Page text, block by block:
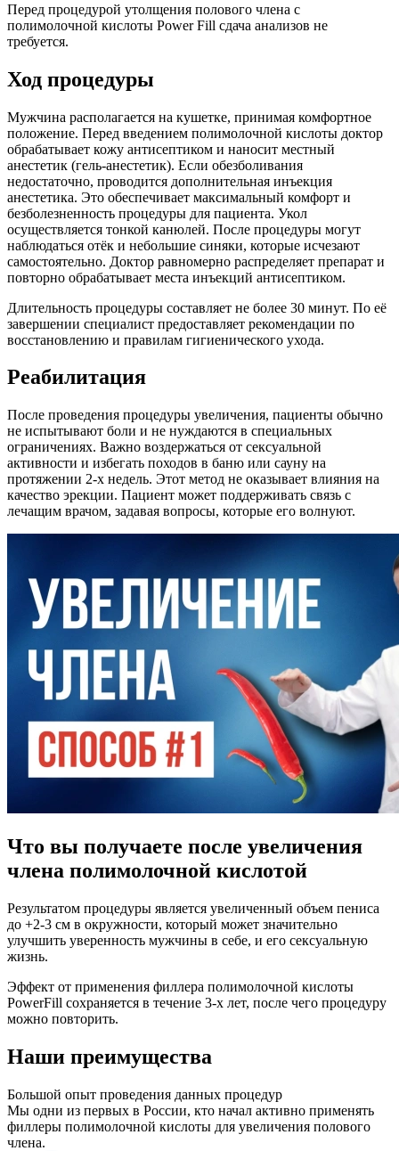
Перед процедурой утолщения полового члена с
полимолочной кислоты Power Fill сдача анализов не
требуется.
Ход процедуры
Мужчина располагается на кушетке, принимая комфортное
положение. Перед введением полимолочной кислоты доктор
обрабатывает кожу антисептиком и наносит местный
анестетик (гель-анестетик). Если обезболивания
недостаточно, проводится дополнительная инъекция
анестетика. Это обеспечивает максимальный комфорт и
безболезненность процедуры для пациента. Укол
осуществляется тонкой канюлей. После процедуры могут
наблюдаться отёк и небольшие синяки, которые исчезают
самостоятельно. Доктор равномерно распределяет препарат и
повторно обрабатывает места инъекций антисептиком.
Длительность процедуры составляет не более 30 минут. По её
завершении специалист предоставляет рекомендации по
восстановлению и правилам гигиенического ухода.
Реабилитация
После проведения процедуры увеличения, пациенты обычно
не испытывают боли и не нуждаются в специальных
ограничениях. Важно воздержаться от сексуальной
активности и избегать походов в баню или сауну на
протяжении 2-х недель. Этот метод не оказывает влияния на
качество эрекции. Пациент может поддерживать связь с
лечащим врачом, задавая вопросы, которые его волнуют.
Что вы получаете после увеличения
члена полимолочной кислотой
Результатом процедуры является увеличенный объем пениса
до +2-3 см в окружности, который может значительно
улучшить уверенность мужчины в себе, и его сексуальную
жизнь.
Эффект от применения филлера полимолочной кислоты
PowerFill сохраняется в течение 3-х лет, после чего процедуру
можно повторить.
Наши преимущества
Большой опыт проведения данных процедур
Мы одни из первых в России, кто начал активно применять
филлеры полимолочной кислоты для увеличения полового
члена.